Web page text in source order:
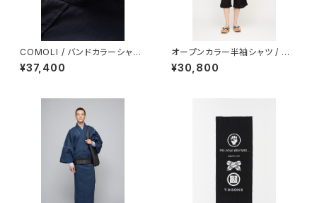
COMOLI / バンドカラーシャツ
/ NAVY
¥37,400
オープンカラー半袖シャツ / 型
染め / 伊藤若冲 / 鯨 / LIGHT
BLUE
¥30,800